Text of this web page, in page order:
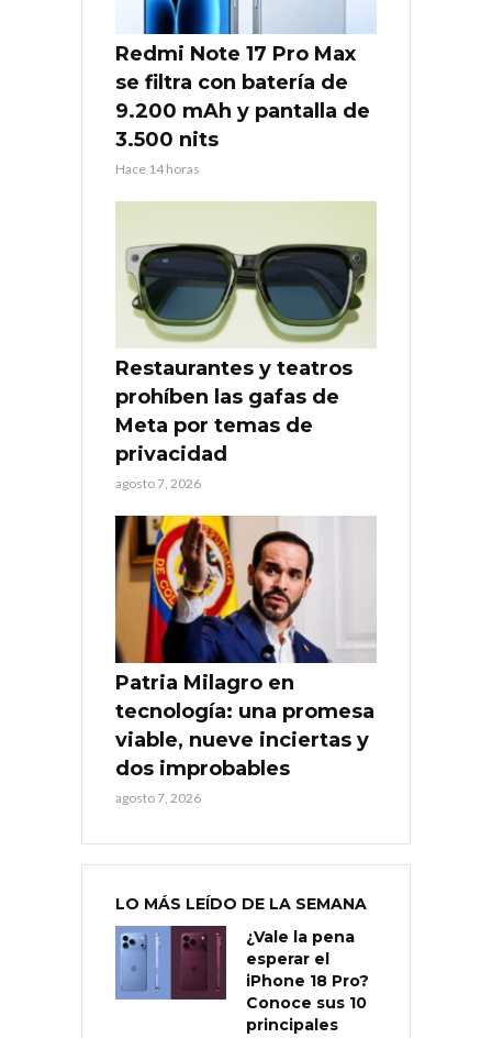
Redmi Note 17 Pro Max
se filtra con batería de
9.200 mAh y pantalla de
3.500 nits
Hace 14 horas
Restaurantes y teatros
prohíben las gafas de
Meta por temas de
privacidad
agosto 7, 2026
Patria Milagro en
tecnología: una promesa
viable, nueve inciertas y
dos improbables
agosto 7, 2026
LO MÁS LEÍDO DE LA SEMANA
¿Vale la pena
esperar el
iPhone 18 Pro?
Conoce sus 10
principales